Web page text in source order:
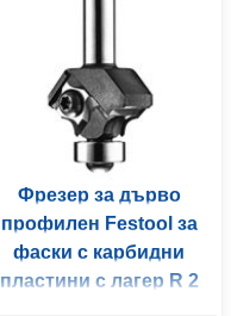
Фрезер за дърво
профилен Festool за
фаски с карбидни
пластини с лагер R 2